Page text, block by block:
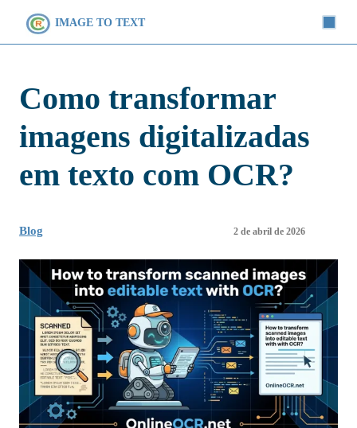
IMAGE TO TEXT
Como transformar
imagens digitalizadas
em texto com OCR?
Blog 2 de abril de 2026